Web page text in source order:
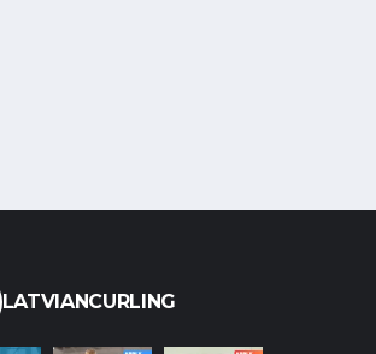
LATVIANCURLING